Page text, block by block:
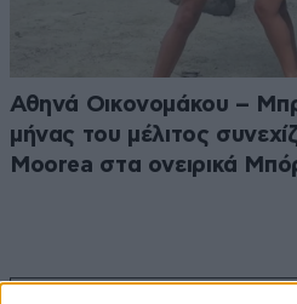
Αθηνά Οικονομάκου –
μήνας του μέλιτος
Moorea στα ονειρικά